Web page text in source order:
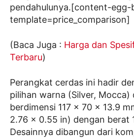
pendahulunya.[content-egg-
template=price_comparison]
(Baca Juga : Harga dan
Terbaru)
Perangkat cerdas ini hadir
pilihan warna (Silver, Mocca)
berdimensi 117 x 70 x 13.9
2.76 x 0.55 in) dengan berat
Desainnya dibangun dari